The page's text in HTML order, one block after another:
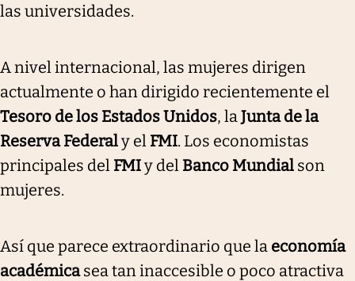
las universidades.
A nivel internacional, las mujeres dirigen
actualmente o han dirigido recientemente el
Tesoro de los Estados Unidos, laJunta de la
Reserva Federaly el FMI. Los economistas
principales del FMIy del Banco Mundial son
mujeres.
Así que parece extraordinario que la economía
académicasea tan inaccesible o poco atractiva